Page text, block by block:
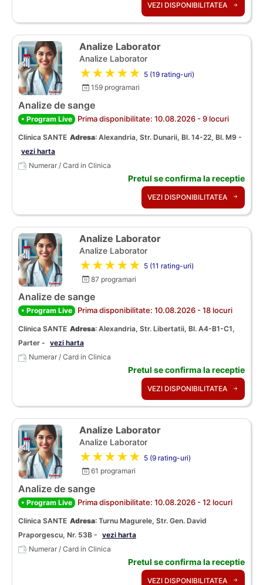
VEZI DISPONIBILITATEA
Analize Laborator
Analize Laborator
★★★★★ 5 (19 rating-uri)
159 programari
Analize de sange
• Program Live Prima disponibilitate: 10.08.2026 - 9 locuri
Clinica SANTE Adresa: Alexandria, Str. Dunarii, Bl. 14-22, Bl. M9 -
vezi harta
Numerar / Card in Clinica
Pretul se confirma la receptie
VEZI DISPONIBILITATEA
Analize Laborator
Analize Laborator
★★★★★ 5 (11 rating-uri)
87 programari
Analize de sange
• Program Live Prima disponibilitate: 10.08.2026 - 18 locuri
Clinica SANTE Adresa: Alexandria, Str. Libertatii, Bl. A4-B1-C1,
Parter - vezi harta
Numerar / Card in Clinica
Pretul se confirma la receptie
VEZI DISPONIBILITATEA
Analize Laborator
Analize Laborator
★★★★★ 5 (9 rating-uri)
61 programari
Analize de sange
• Program Live Prima disponibilitate: 10.08.2026 - 12 locuri
Clinica SANTE Adresa: Turnu Magurele, Str. Gen. David
Praporgescu, Nr. 53B - vezi harta
Numerar / Card in Clinica
Pretul se confirma la receptie
VEZI DISPONIBILITATEA